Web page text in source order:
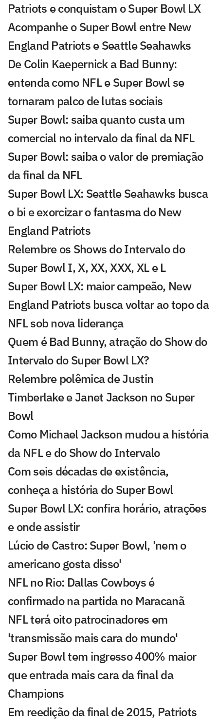
Patriots e conquistam o Super Bowl LX
Acompanhe o Super Bowl entre New
England Patriots e Seattle Seahawks
De Colin Kaepernick a Bad Bunny:
entenda como NFL e Super Bowl se
tornaram palco de lutas sociais
Super Bowl: saiba quanto custa um
comercial no intervalo da final da NFL
Super Bowl: saiba o valor de premiação
da final da NFL
Super Bowl LX: Seattle Seahawks busca
o bi e exorcizar o fantasma do New
England Patriots
Relembre os Shows do Intervalo do
Super Bowl I, X, XX, XXX, XL e L
Super Bowl LX: maior campeão, New
England Patriots busca voltar ao topo da
NFL sob nova liderança
Quem é Bad Bunny, atração do Show do
Intervalo do Super Bowl LX?
Relembre polêmica de Justin
Timberlake e Janet Jackson no Super
Bowl
Como Michael Jackson mudou a história
da NFL e do Show do Intervalo
Com seis décadas de existência,
conheça a história do Super Bowl
Super Bowl LX: confira horário, atrações
e onde assistir
Lúcio de Castro: Super Bowl, 'nem o
americano gosta disso'
NFL no Rio: Dallas Cowboys é
confirmado na partida no Maracanã
NFL terá oito patrocinadores em
'transmissão mais cara do mundo'
Super Bowl tem ingresso 400% maior
que entrada mais cara da final da
Champions
Em reedição da final de 2015, Patriots